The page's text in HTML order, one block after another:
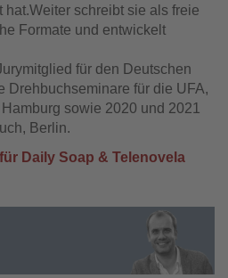
hat.Weiter schreibt sie als freie
Formate und entwickelt
für den Deutschen
Drehbuchseminare für die UFA,
sowie 2020 und 2021
Berlin.
Daily Soap & Telenovela